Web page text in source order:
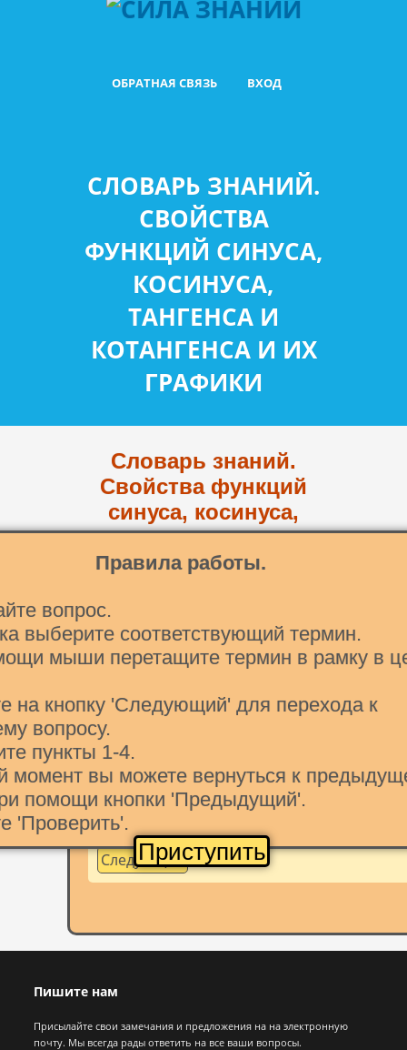
ОБРАТНАЯ СВЯЗЬ ВХОД
СЛОВАРЬ ЗНАНИЙ.
СВОЙСТВА
ФУНКЦИЙ СИНУСА,
КОСИНУСА,
ТАНГЕНСА И
КОТАНГЕНСА И ИХ
ГРАФИКИ
Словарь знаний.
Свойства функций
синуса, косинуса,
тангенса и котангенса и
их графики
Правила работы.
вопрос.
выберите соответствующий термин.
мыши перетащите термин в рамку в
на кнопку 'Следующий' для перехода к
вопросу.
пункты 1-4.
момент вы можете вернуться к
помощи кнопки 'Предыдущий'.
'Проверить'.
Приступить
косинус
Перетащите в рамку термин
Вопрос 1
Раздел математики, изучающий
Следующий
Пишите нам
Присылайте свои замечания и предложения на на электронную
почту. Мы всегда рады ответить на все ваши вопросы.